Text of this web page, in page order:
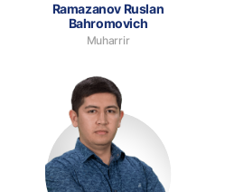
Ramazanov Ruslan
Bahromovich
Muharrir